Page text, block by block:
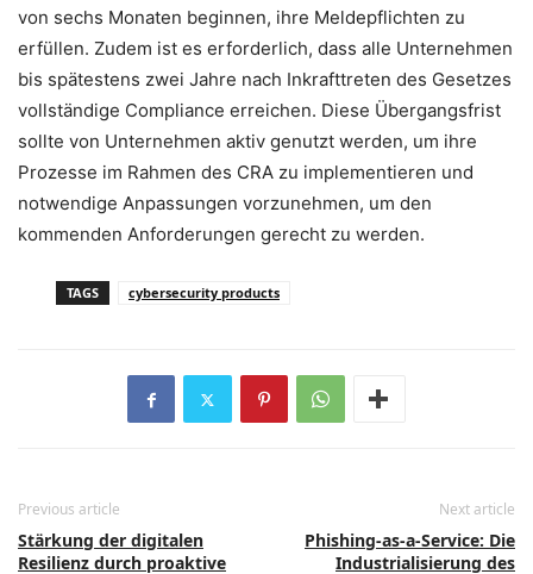
von sechs Monaten beginnen, ihre Meldepflichten zu
erfüllen. Zudem ist es erforderlich, dass alle Unternehmen
bis spätestens zwei Jahre nach Inkrafttreten des Gesetzes
vollständige Compliance erreichen. Diese Übergangsfrist
sollte von Unternehmen aktiv genutzt werden, um ihre
Prozesse im Rahmen des CRA zu implementieren und
notwendige Anpassungen vorzunehmen, um den
kommenden Anforderungen gerecht zu werden.
TAGS cybersecurity products
Previous article
Stärkung der digitalen
Resilienz durch proaktive
Next article
Phishing-as-a-Service: Die
Industrialisierung des